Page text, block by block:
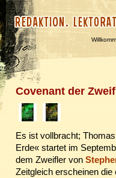
Covenant der
Es ist vollbracht;
Erde« startet im
dem Zweifler von
Zeitgleich erscheinen